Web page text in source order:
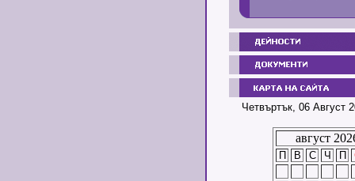
Четвъртък, 06 Август
август
П В С Ч П